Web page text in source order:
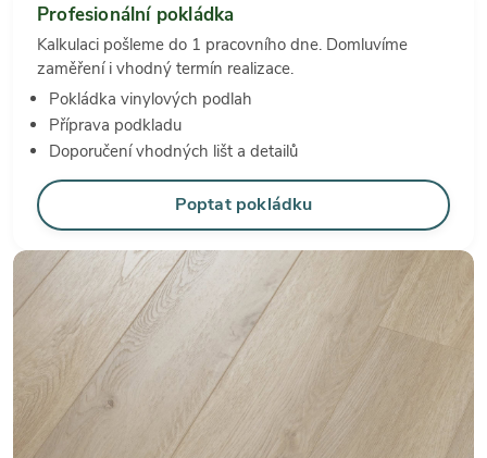
Profesionální pokládka
Kalkulaci pošleme do 1 pracovního dne. Domluvíme
zaměření i vhodný termín realizace.
Pokládka vinylových podlah
Příprava podkladu
Doporučení vhodných lišt a detailů
Poptat pokládku